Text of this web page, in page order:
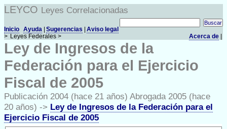
LEYCO Leyes Correlacionadas
Aviso legal
Sugerencias
Ayuda
Acerca de
Inicio
> Leyes Federales >
Ley de Ingresos de la
Federación para el Ejercicio
Fiscal de 2005
Publicación 2004 (hace 21 años) Abrogada 2005 (hace
20 años) -> Ley de Ingresos de la Federación para el
Ejercicio Fiscal de 2005